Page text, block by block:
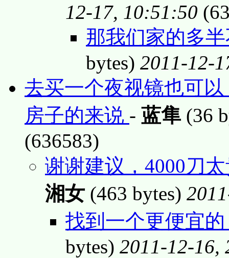
12-17, 10:51:50
那我们家的多
bytes) 2011-12-
去买一个夜视镜也可
房子的来说 - 蓝隼 (36
(636583)
谢谢建议，4000刀
湘女 (463 bytes)
找到一个更便宜
bytes) 2011-12-16,